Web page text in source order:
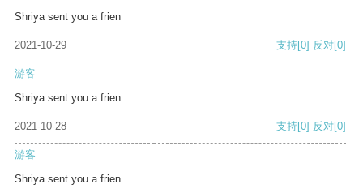
Shriya sent you a frien
2021-10-29 支持[0] 反对[0]
游客
Shriya sent you a frien
2021-10-28 支持[0] 反对[0]
游客
Shriya sent you a frien